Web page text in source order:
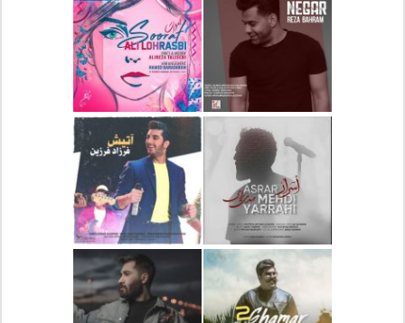
دانلود آلبوم جدید سیروان
خسروی بنام مونولوگ
دانلود آهنگ جدید علیرضا
قربانی بنام خیال خوش
دانلود آهنگ جدید رضا
بهرام بنام نگار
دانلود آهنگ جدید علی
لهراسبی بنام صورت
دانلود آهنگ جدید مهدی
یراحی بنام اسرار
دانلود آهنگ جدید فرزاد
فرزین بنام آتیش